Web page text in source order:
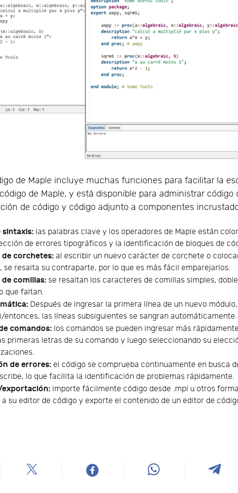
de Maple incluye muchas funciones para facilitar la
de Maple, y está disponible para administrar código
de código y código adjunto a componentes
sintaxis: las palabras clave y los operadores de Maple están
de errores tipográficos y la identificación de bloques de
corchetes: al escribir un nuevo carácter de corchete o
se resalta su contraparte, por lo que es más fácil emparejarlos.
comillas: se resaltan los caracteres de comillas simples,
que faltan.
Después de ingresar la primera línea de un nuevo
entonces, las líneas subsiguientes se sangran automáticamente.
comandos: los comandos se pueden ingresar más
primeras letras de su comando y luego seleccionando su
de errores: el código se comprueba continuamente en busca
lo que facilita la identificación de problemas rápidamente.
importe fácilmente código desde .mpl u otros
su editor de código y exporte el contenido de un editor de